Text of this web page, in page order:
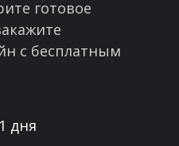
готовое
с бесплатным
дня